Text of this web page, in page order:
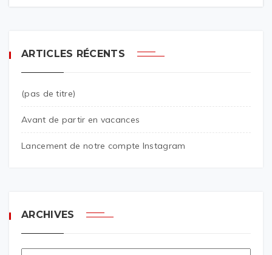
ARTICLES RÉCENTS
(pas de titre)
Avant de partir en vacances
Lancement de notre compte Instagram
ARCHIVES